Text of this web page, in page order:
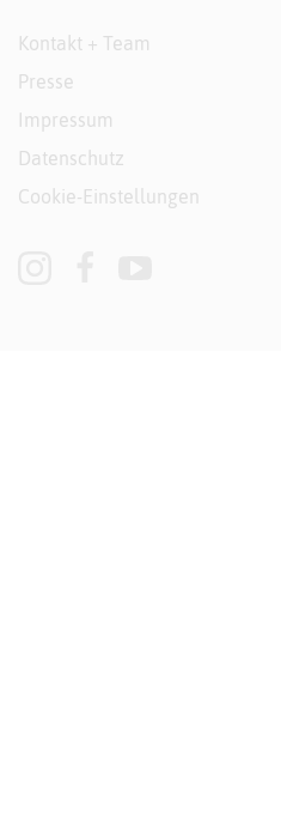
Kontakt + Team
Presse
Impressum
Datenschutz
Cookie-Einstellungen